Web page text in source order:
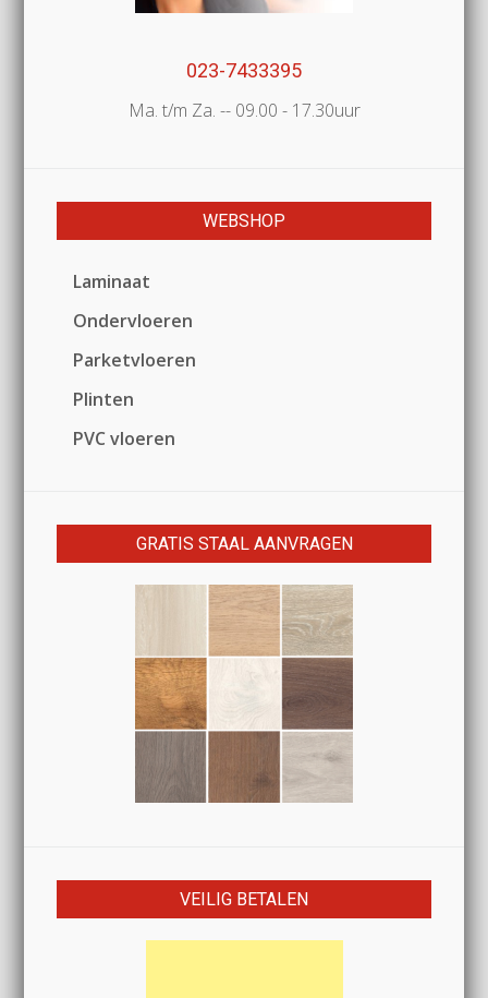
023-7433395
Ma. t/m Za. -- 09.00 - 17.30uur
WEBSHOP
Laminaat
Ondervloeren
Parketvloeren
Plinten
PVC vloeren
GRATIS STAAL AANVRAGEN
VEILIG BETALEN